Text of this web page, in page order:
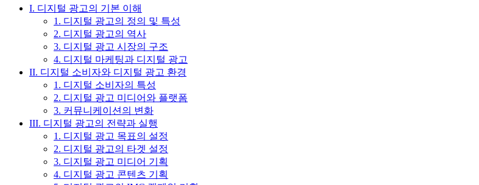
I. 디지털 광고의 기본 이해
1. 디지털 광고의 정의 및 특성
2. 디지털 광고의 역사
3. 디지털 광고 시장의 구조
4. 디지털 마케팅과 디지털 광고
II. 디지털 소비자와 디지털 광고 환경
1. 디지털 소비자의 특성
2. 디지털 광고 미디어와 플랫폼
3. 커뮤니케이션의 변화
III. 디지털 광고의 전략과 실행
1. 디지털 광고 목표의 설정
2. 디지털 광고의 타겟 설정
3. 디지털 광고 미디어 기획
4. 디지털 광고 콘텐츠 기획